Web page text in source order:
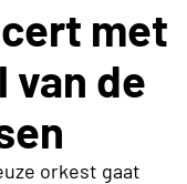
met
van de
orkest gaat